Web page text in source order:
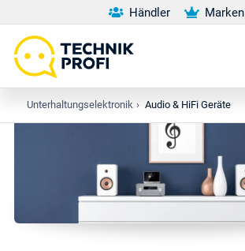
Händler Marken
Unterhaltungselektronik › Audio & HiFi Geräte